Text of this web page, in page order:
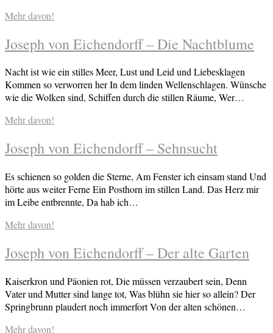
Mehr davon!
Joseph von Eichendorff – Die Nachtblume
Nacht ist wie ein stilles Meer, Lust und Leid und Liebesklagen
Kommen so verworren her In dem linden Wellenschlagen. Wünsche
wie die Wolken sind, Schiffen durch die stillen Räume, Wer…
Mehr davon!
Joseph von Eichendorff – Sehnsucht
Es schienen so golden die Sterne, Am Fenster ich einsam stand Und
hörte aus weiter Ferne Ein Posthorn im stillen Land. Das Herz mir
im Leibe entbrennte, Da hab ich…
Mehr davon!
Joseph von Eichendorff – Der alte Garten
Kaiserkron und Päonien rot, Die müssen verzaubert sein, Denn
Vater und Mutter sind lange tot, Was blühn sie hier so allein? Der
Springbrunn plaudert noch immerfort Von der alten schönen…
Mehr davon!